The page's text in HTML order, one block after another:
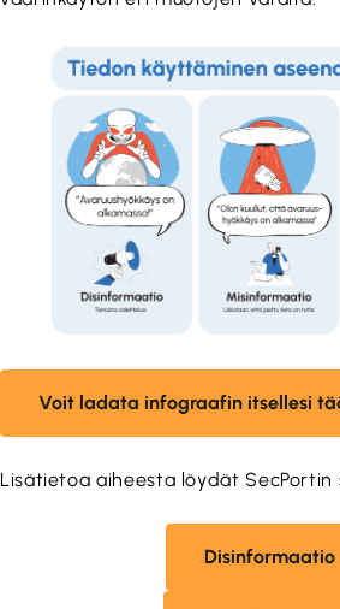
Voit ladata infograafin itsellesi
Lisätietoa aiheesta löydät SecPortin
Disinformaatio